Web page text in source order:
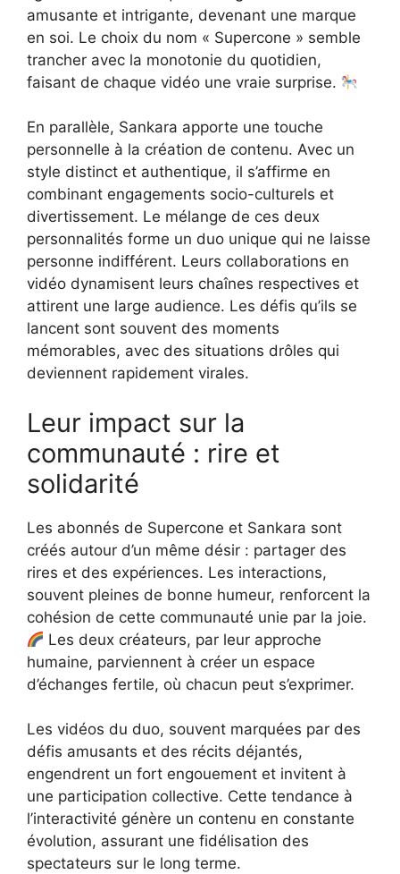
amusante et intrigante, devenant une marque
en soi. Le choix du nom « Supercone » semble
trancher avec la monotonie du quotidien,
faisant de chaque vidéo une vraie surprise.
En parallèle, Sankara apporte une touche
personnelle à la création de contenu. Avec un
style distinct et authentique, il s’affirme en
combinant engagements socio-culturels et
divertissement. Le mélange de ces deux
personnalités forme un duo unique qui ne laisse
personne indifférent. Leurs collaborations en
vidéo dynamisent leurs chaînes respectives et
attirent une large audience. Les défis qu’ils se
lancent sont souvent des moments
mémorables, avec des situations drôles qui
deviennent rapidement virales.
Leur impact sur la
communauté : rire et
solidarité
Les abonnés de Supercone et Sankara sont
créés autour d’un même désir : partager des
rires et des expériences. Les interactions,
souvent pleines de bonne humeur, renforcent la
cohésion de cette communauté unie par la joie.
Les deux créateurs, par leur approche
humaine, parviennent à créer un espace
d’échanges fertile, où chacun peut s’exprimer.
Les vidéos du duo, souvent marquées par des
défis amusants et des récits déjantés,
engendrent un fort engouement et invitent à
une participation collective. Cette tendance à
l’interactivité génère un contenu en constante
évolution, assurant une fidélisation des
spectateurs sur le long terme.